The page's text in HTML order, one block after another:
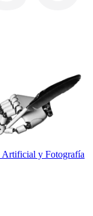
Artificial y Fotografía